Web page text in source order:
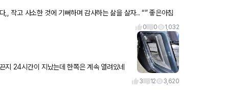
,, 작고 사소한 것에 기뻐하며 감사하는 삶을 살자.. “” 좋은아침
0 0 1,032
지 24시간이 지났는데 한쪽은 계속 열려있네
3 12 3,620